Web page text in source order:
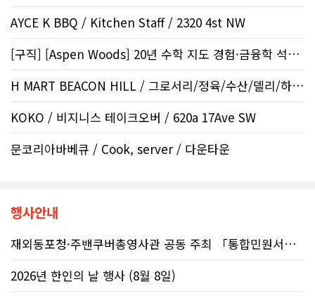
AYCE K BBQ / Kitchen Staff / 2320 4st NW
[구직] [Aspen Woods] 20년 수학 지도 경험·금융학 석사 | 생각하는..
H MART BEACON HILL / 그로서리/정육/수산/델리/하우스..
KOKO / 비지니스 테이크오버 / 620a 17Ave SW
문코리아바베큐 / Cook, server / 다운타운
행사안내
재외동포청·주밴쿠버총영사관 공동 주최 「통합민원서비스 온라인 화상상담회..
2026년 한인의 날 행사 (8월 8일)